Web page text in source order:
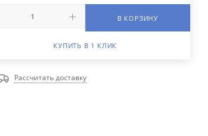
В КОРЗИНУ
КУПИТЬ В 1 КЛИК
Рассчитать доставку